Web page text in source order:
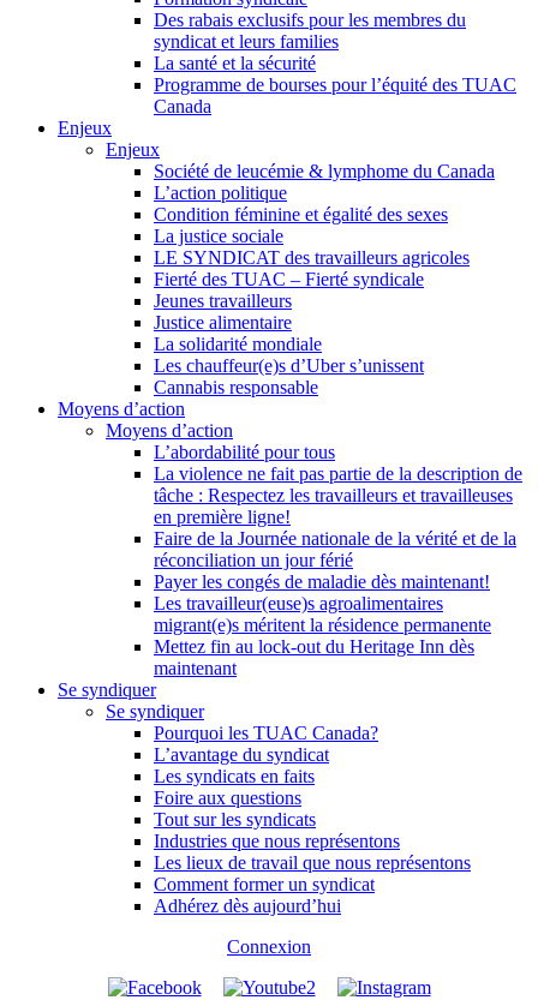
Des rabais exclusifs pour les membres du
syndicat et leurs families
La santé et la sécurité
Programme de bourses pour l’équité des TUAC
Canada
Enjeux
Enjeux
Société de leucémie & lymphome du Canada
L’action politique
Condition féminine et égalité des sexes
La justice sociale
LE SYNDICAT des travailleurs agricoles
Fierté des TUAC – Fierté syndicale
Jeunes travailleurs
Justice alimentaire
La solidarité mondiale
Les chauffeur(e)s d’Uber s’unissent
Cannabis responsable
Moyens d’action
Moyens d’action
L’abordabilité pour tous
La violence ne fait pas partie de la description de
tâche : Respectez les travailleurs et travailleuses
en première ligne!
Faire de la Journée nationale de la vérité et de la
réconciliation un jour férié
Payer les congés de maladie dès maintenant!
Les travailleur(euse)s agroalimentaires
migrant(e)s méritent la résidence permanente
Mettez fin au lock-out du Heritage Inn dès
maintenant
Se syndiquer
Se syndiquer
Pourquoi les TUAC Canada?
L’avantage du syndicat
Les syndicats en faits
Foire aux questions
Tout sur les syndicats
Industries que nous représentons
Les lieux de travail que nous représentons
Comment former un syndicat
Adhérez dès aujourd’hui
Connexion